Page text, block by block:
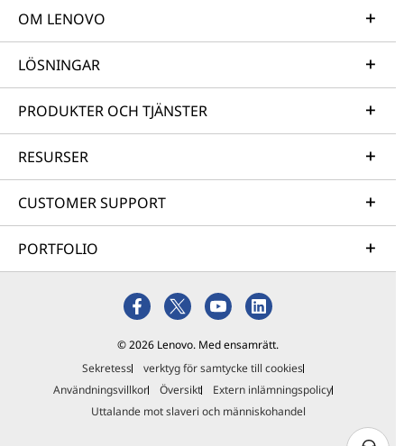
OM LENOVO
LÖSNINGAR
PRODUKTER OCH TJÄNSTER
RESURSER
CUSTOMER SUPPORT
PORTFOLIO
© 2026 Lenovo. Med ensamrätt.
Sekretess
verktyg för samtycke till cookies
Användningsvillkor
Översikt
Extern inlämningspolicy
Uttalande mot slaveri och människohandel